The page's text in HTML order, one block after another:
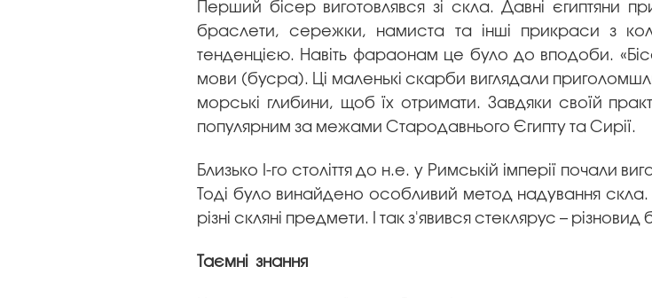
Перший бісер виготовлявся зі скла. Давні єгиптяни
браслети, сережки, намиста та інші прикраси з
тенденцією. Навіть фараонам це було до вподоби.
мови (бусра). Ці маленькі скарби виглядали
морські глибини, щоб їх отримати. Завдяки своїй
популярним за межами Стародавнього Єгипту та Сирії.
Близько I-го століття до н.е. у Римській імперії почали
Тоді було винайдено особливий метод надування
різні скляні предмети. І так з'явився стеклярус –
Таємні знання